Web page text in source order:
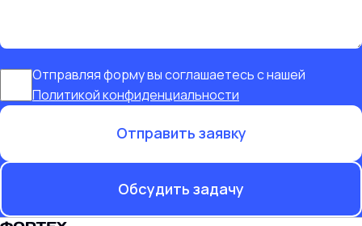
Отправляя форму вы соглашаетесь с нашей
Политикой конфиденциальности
Отправить заявку
Обсудить задачу